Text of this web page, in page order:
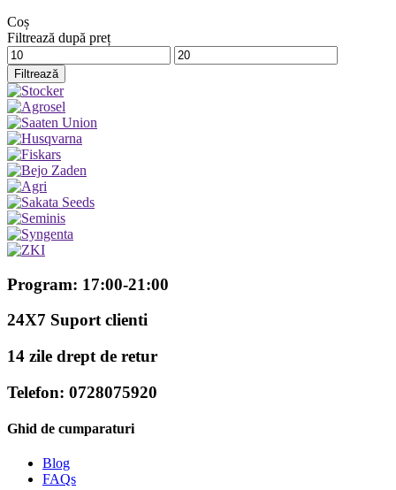
Coș
Filtrează după preț
Preț
minim
Preț
maxim
Filtrează
Program: 17:00-21:00
24X7 Suport clienti
14 zile drept de retur
Telefon: 0728075920
Ghid de cumparaturi
Blog
FAQs